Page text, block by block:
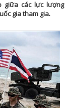
DA NANG TV
BẢN TIN
CHUYÊN
DU LỊCH ĐÀ
AN SINH XÃ
giữa các lực lượng
gia tham gia.